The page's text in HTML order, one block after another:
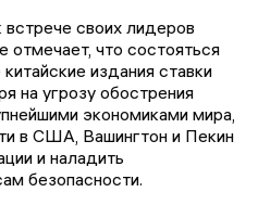
своих лидеров
отмечает, что состояться
издания ставки
на угрозу обострения
экономиками мира,
в США, Вашингтон и Пекин
и наладить
безопасности.